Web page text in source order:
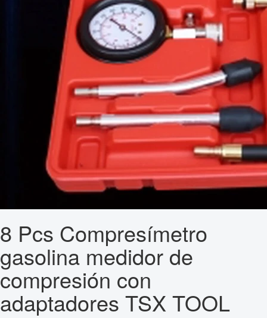
8 Pcs Compresímetro
gasolina medidor de
compresión con
adaptadores TSX TOOL